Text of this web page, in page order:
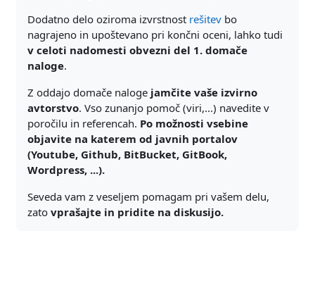
Dodatno delo oziroma izvrstnost rešitev bo
nagrajeno in upoštevano pri končni oceni, lahko tudi
v celoti nadomesti obvezni del 1. domače
naloge.
Z oddajo domače naloge jamčite vaše izvirno
avtorstvo. Vso zunanjo pomoč (viri,...) navedite v
poročilu in referencah. Po možnosti vsebine
objavite na katerem od javnih portalov
(Youtube, Github, BitBucket, GitBook,
Wordpress, ...).
Seveda vam z veseljem pomagam pri vašem delu,
zato vprašajte in pridite na diskusijo.